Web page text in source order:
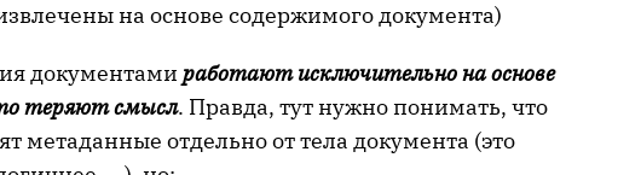
на основе содержимого документа)
документами работают исключительно на основе
теряют смысл. Правда, тут нужно понимать, что
метаданные отдельно от тела документа (это